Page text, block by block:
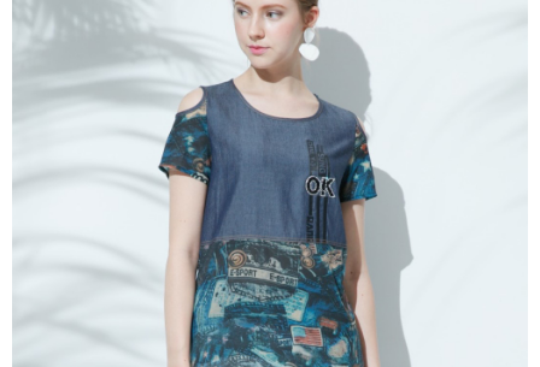
2.付款方式選擇「大哥付你分期」，訂單成立後會自動跳轉到大哥付的交易
流程，驗證手機門號後，選擇欲分期的期數、繳款截止日，確認付款後即完
3.實際核准額度、可分期數及費用金額請依後續交易確認頁面所載為準。
4.訂單成立30分鐘內，如未前往確認交易或遇審核未通過，訂單將自動取
消。如遇「轉專審核」未通過狀況，表示未達大哥付你分期系統評分，恕無
法說明評估內容。
1.分期款項不併入電信帳單，「大哥付你分期」於每月結算日後寄送繳費提
2.透過簡訊連結打開帳單後，可選擇「超商條碼／台灣大直營門市／銀行轉
帳／街口支付／iPASS MONEY」等通路繳費。
1.本服務係由「台灣大哥大股份有限公司」（以下簡稱本公司）所提供，讓
用戶於交易時，得透過本服務購買商品或服務，並由商店將買賣／分期付款
買賣價金債權讓與本公司後，依約使用本公司帳單繳交帳款。
相關說明
【關於「AFTEE先享後付」】
AFTEE先享後付是「在收到商品之後才付款」的支付方式。 讓您購物簡單
便利好安心！
１．簡單：不需註冊會員、不需綁卡、不需儲值。
２．便利：只要手機號碼，簡訊認證，即可結帳。
３．安心：先確認商品／服務後，再付款。
【「AFTEE先享後付」結帳流程】
１．於結帳方式選擇「AFTEE先享後付」後，將跳轉至「AFTEE先享後付」
結帳頁面，進行簡訊認證並確認金額後，即可完成結帳。
２．訂單成立數日內，您將收到繳費通知簡訊。
３．收到繳費通知簡訊後14天內，點擊此簡訊中的連結，可透過四大超商／
ATM／網路銀行／等多元方式進行付款，方視為交易完成。
※ 請注意：結帳手續完成當下不需立刻繳費，但若您需要取消訂單，請聯絡
購買商品的店家。未經商家同意取消之訂單仍視為有效，需透過AFTEE先享
每筆NT$120，滿NT$2,000(含以上)免運費
每筆NT$120，滿NT$2,000(含以上)免運費
每筆NT$120，滿NT$2,000(含以上)免運費